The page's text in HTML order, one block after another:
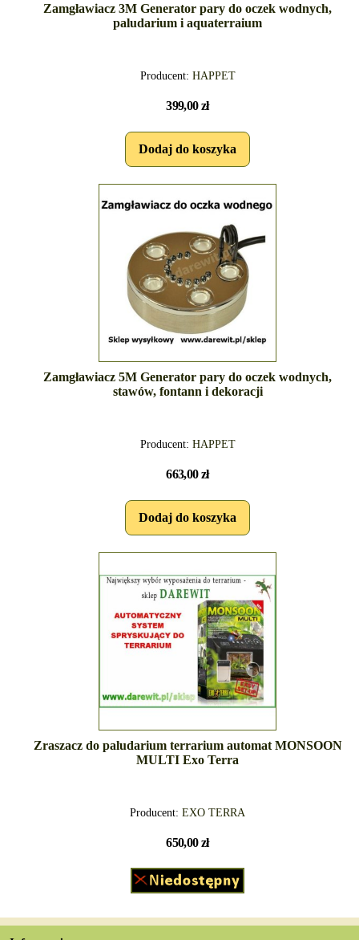
Zamgławiacz 3M Generator pary do oczek wodnych,
paludarium i aquaterraium
Producent: HAPPET
399,00 zł
Zamgławiacz 5M Generator pary do oczek wodnych,
stawów, fontann i dekoracji
Producent: HAPPET
663,00 zł
Zraszacz do paludarium terrarium automat MONSOON
MULTI Exo Terra
Producent: EXO TERRA
650,00 zł